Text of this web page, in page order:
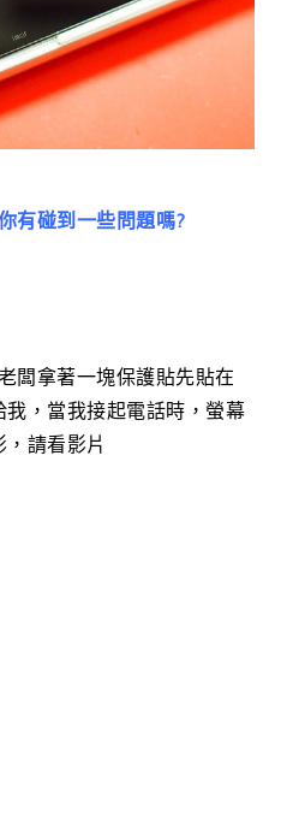
有碰到一些問題嗎?
闆拿著一塊保護貼先貼在
，當我接起電話時，螢幕
請看影片